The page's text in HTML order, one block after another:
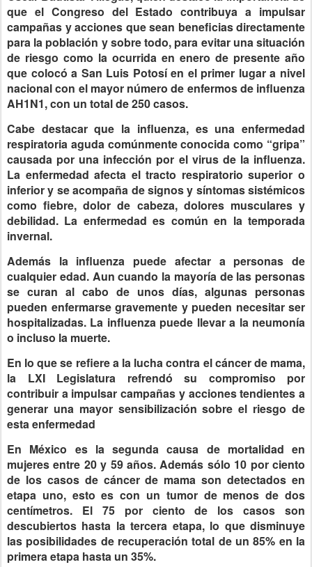
que el Congreso del Estado contribuya a impulsar
campañas y acciones que sean beneficias directamente
para la población y sobre todo, para evitar una situación
de riesgo como la ocurrida en enero de presente año
que colocó a San Luis Potosí en el primer lugar a nivel
nacional con el mayor número de enfermos de influenza
AH1N1, con un total de 250 casos.
Cabe destacar que la influenza, es una enfermedad
respiratoria aguda comúnmente conocida como “gripa”
causada por una infección por el virus de la influenza.
La enfermedad afecta el tracto respiratorio superior o
inferior y se acompaña de signos y síntomas sistémicos
como fiebre, dolor de cabeza, dolores musculares y
debilidad. La enfermedad es común en la temporada
invernal.
Además la influenza puede afectar a personas de
cualquier edad. Aun cuando la mayoría de las personas
se curan al cabo de unos días, algunas personas
pueden enfermarse gravemente y pueden necesitar ser
hospitalizadas. La influenza puede llevar a la neumonía
o incluso la muerte.
En lo que se refiere a la lucha contra el cáncer de mama,
la LXI Legislatura refrendó su compromiso por
contribuir a impulsar campañas y acciones tendientes a
generar una mayor sensibilización sobre el riesgo de
esta enfermedad
En México es la segunda causa de mortalidad en
mujeres entre 20 y 59 años. Además sólo 10 por ciento
de los casos de cáncer de mama son detectados en
etapa uno, esto es con un tumor de menos de dos
centímetros. El 75 por ciento de los casos son
descubiertos hasta la tercera etapa, lo que disminuye
las posibilidades de recuperación total de un 85% en la
primera etapa hasta un 35%.